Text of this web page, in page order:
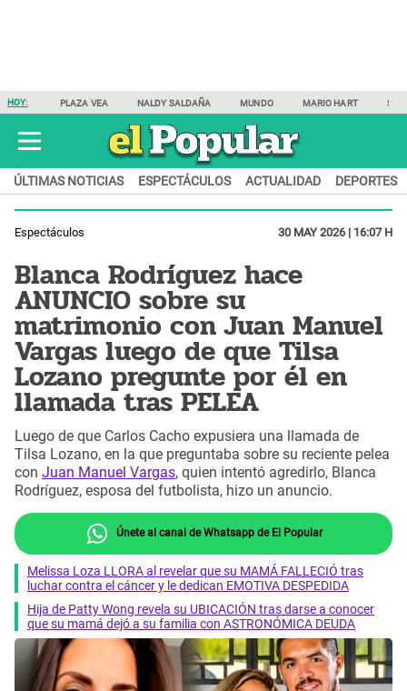
HOY: PLAZA VEA NALDY SALDAÑA MUNDO MARIO HART
ÚLTIMAS NOTICIAS ESPECTÁCULOS ACTUALIDAD DEPORTES
Espectáculos 30 MAY 2026 | 16:07 H
Blanca Rodríguez hace
ANUNCIO sobre su
matrimonio con Juan Manuel
Vargas luego de que Tilsa
Lozano pregunte por él en
llamada tras PELEA
Luego de que Carlos Cacho expusiera una llamada de
Tilsa Lozano, en la que preguntaba sobre su reciente pelea
con Juan Manuel Vargas, quien intentó agredirlo, Blanca
Rodríguez, esposa del futbolista, hizo un anuncio.
Únete al canal de Whatsapp de El Popular
Melissa Loza LLORA al revelar que su MAMÁ FALLECIÓ tras
luchar contra el cáncer y le dedican EMOTIVA DESPEDIDA
Hija de Patty Wong revela su UBICACIÓN tras darse a conocer
que su mamá dejó a su familia con ASTRONÓMICA DEUDA